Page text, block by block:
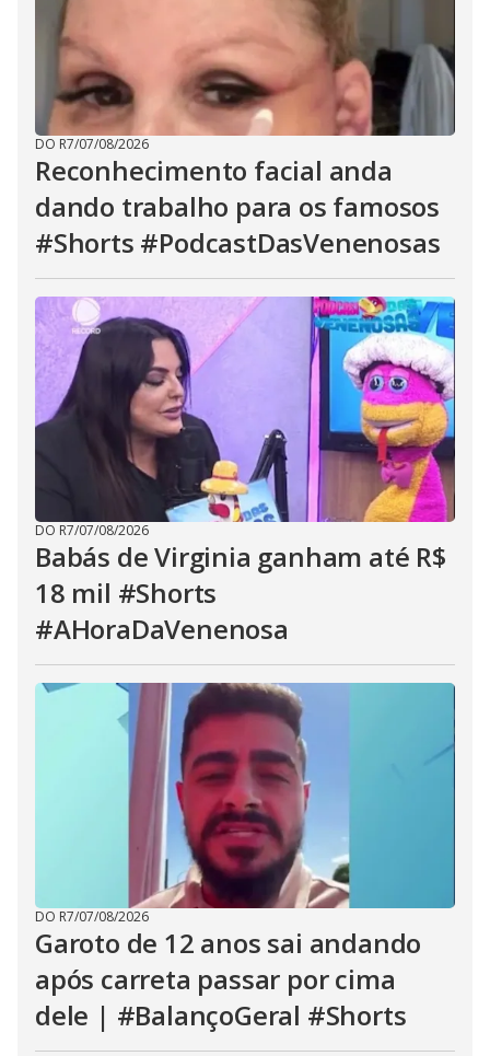
DO R7/07/08/2026
Reconhecimento facial anda
dando trabalho para os famosos
#Shorts #PodcastDasVenenosas
DO R7/07/08/2026
Babás de Virginia ganham até R$
18 mil #Shorts
#AHoraDaVenenosa
DO R7/07/08/2026
Garoto de 12 anos sai andando
após carreta passar por cima
dele | #BalançoGeral #Shorts